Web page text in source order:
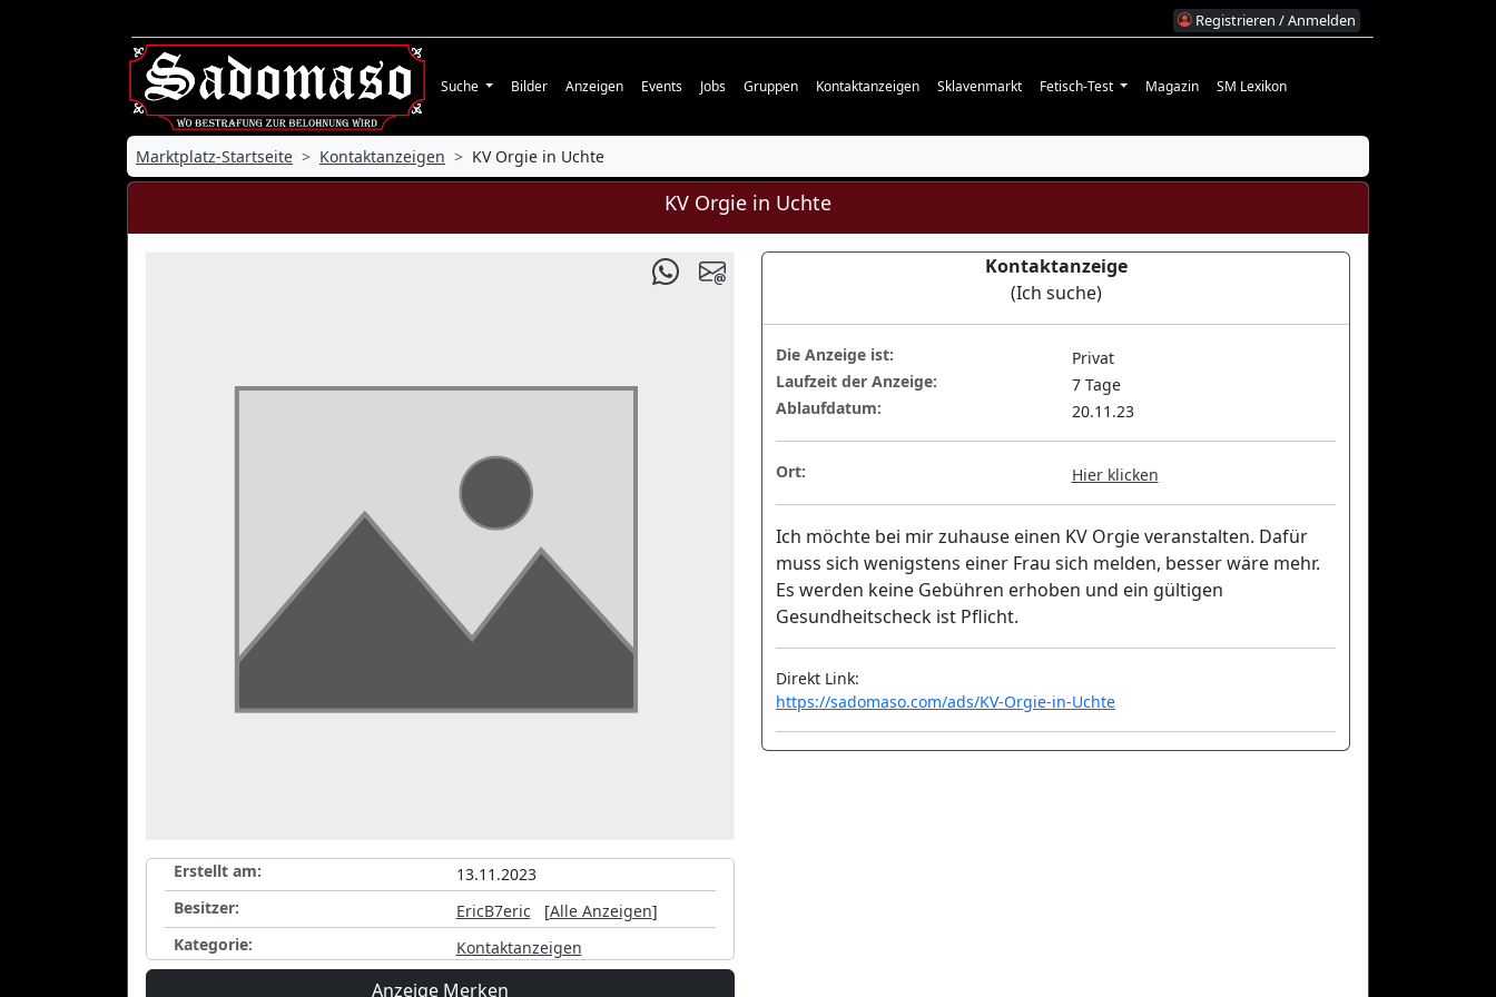
Registrieren / Anmelden
Suche Bilder Anzeigen Events Jobs Gruppen Kontaktanzeigen Sklavenmarkt Fetisch-Test Magazin SM Lexikon
Marktplatz-Startseite Kontaktanzeigen KV Orgie in Uchte
KV Orgie in Uchte
Erstellt am:
13.11.2023
Besitzer:
EricB7eric [Alle Anzeigen]
Kategorie:
Kontaktanzeigen
Anzeige Merken
Kontaktanzeige
(Ich suche)
Die Anzeige ist:
Privat
Laufzeit der Anzeige:
7 Tage
Ablaufdatum:
20.11.23
Ort: Hier klicken
Ich möchte bei mir zuhause einen KV Orgie veranstalten. Dafür
muss sich wenigstens einer Frau sich melden, besser wäre mehr.
Es werden keine Gebühren erhoben und ein gültigen
Gesundheitscheck ist Pflicht.
Direkt Link:
https://sadomaso.com/ads/KV-Orgie-in-Uchte